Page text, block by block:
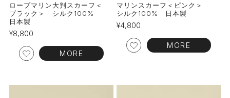
ロープマリン大判スカーフ＜
ブラック＞ シルク100%
日本製
¥8,800
MORE
マリンスカーフ＜ピンク＞
シルク100% 日本製
¥4,800
MORE